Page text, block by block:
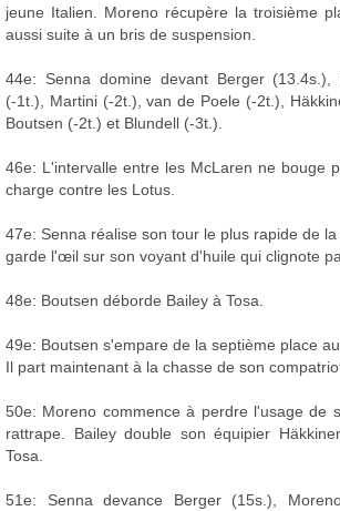
jeune Italien. Moreno récupère la troisième
aussi suite à un bris de suspension.
44e: Senna domine devant Berger
(-1t.), Martini (-2t.), van de Poele (-2t.),
Boutsen (-2t.) et Blundell (-3t.).
46e: L'intervalle entre les McLaren ne bouge
charge contre les Lotus.
47e: Senna réalise son tour le plus rapide de
garde l'œil sur son voyant d'huile qui clignote
48e: Boutsen déborde Bailey à Tosa.
49e: Boutsen s'empare de la septième place
Il part maintenant à la chasse de son
50e: Moreno commence à perdre l'usage de
rattrape. Bailey double son équipier
Tosa.
51e: Senna devance Berger (15s.),